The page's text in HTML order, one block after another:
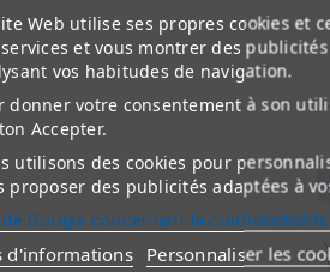
Web utilise ses propres cookies et
et vous montrer des
vos habitudes de navigation.
donner votre consentement à son
Accepter.
utilisons des cookies pour
proposer des publicités adaptées à
Google concernant la
d'informations Personnaliser les